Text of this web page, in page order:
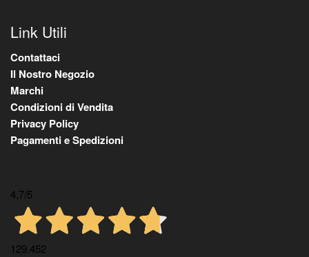
Link Utili
Contattaci
Il Nostro Negozio
Marchi
Condizioni di Vendita
Privacy Policy
Pagamenti e Spedizioni
4,7/5
129.452